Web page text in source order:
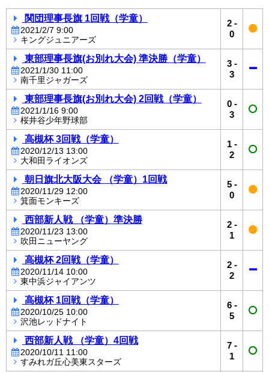
関団理事長旗 1回戦（学童）
2021/2/7 9:00
キングジュニアーズ
2-
0
東部理事長旗(お別れ大会) 準決勝（学童）
2021/1/30 11:00
南千里ジャガーズ
3-
3
東部理事長旗(お別れ大会) 2回戦（学童）
2021/1/16 9:00
桜井谷少年野球部
0-
3
高槻杯 3回戦（学童）
2020/12/13 13:00
大和田ライオンズ
1-
2
朝日旗北大阪大会 （学童）1回戦
2020/11/29 12:00
箕面モンキーズ
5-
0
西部新人戦 （学童）準決勝
2020/11/23 13:00
吹田ニューヤング
2-
1
高槻杯 2回戦（学童）
2020/11/14 10:00
東中浜ジャイアンツ
2-
2
高槻杯 1回戦（学童）
2020/10/25 10:00
沢池レッドナイト
6-
5
西部新人戦 （学童）4回戦
2020/10/11 11:00
すみれガ丘心美東スターズ
7-
1